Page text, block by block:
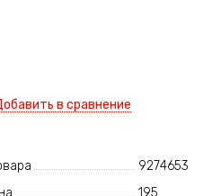
в сравнение
9274653
195